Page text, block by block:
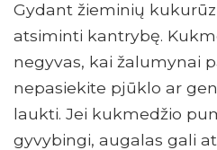
Gydant žieminių
atsiminti kantrybę.
negyvas, kai žalumynai
nepasiekite pjūklo ar
laukti. Jei kukmedžio
gyvybingi, augalas gali